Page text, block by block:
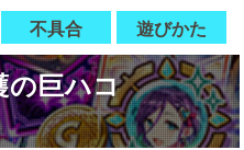
不具合 遊びかた
の巨ハコ